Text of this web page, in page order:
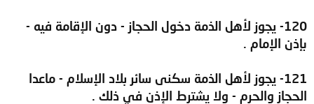
120- يجوز لأهل الذمة دخول الحجاز - دون الإقامة فيه -
بإذن الإمام .
121- يجوز لأهل الذمة سكنى سائر بلاد الإسلام - ماعدا
الحجاز والحرم - ولا يشترط الإذن في ذلك .